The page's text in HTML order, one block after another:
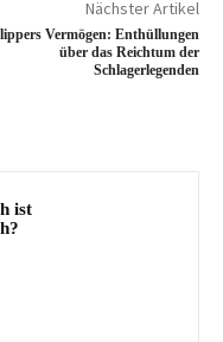
Nächster Artikel
Vermögen: Enthüllungen
über das Reichtum der
Schlagerlegenden
ist